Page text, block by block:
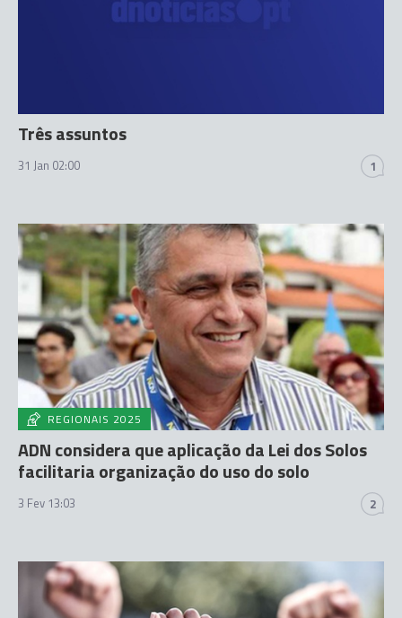
Três assuntos
31 Jan 02:00 1
REGIONAIS 2025
ADN considera que aplicação da Lei dos Solos
facilitaria organização do uso do solo
3 Fev 13:03 2